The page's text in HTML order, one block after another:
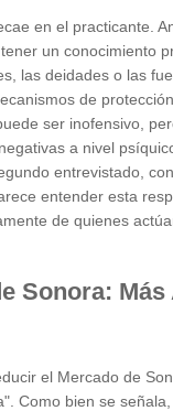
en el practicante.
un conocimiento
las deidades o las
de
ser inofensivo,
a nivel
entrevistado,
entender esta
de quienes
Sonora: Más
el Mercado de
Como bien se